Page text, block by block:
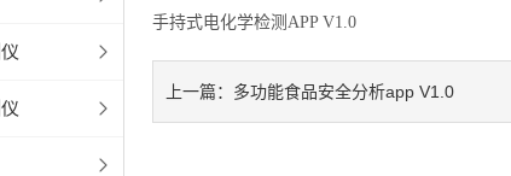
手持式电化学检测APP V1.0
上一篇： 多功能食品安全分析app V1.0